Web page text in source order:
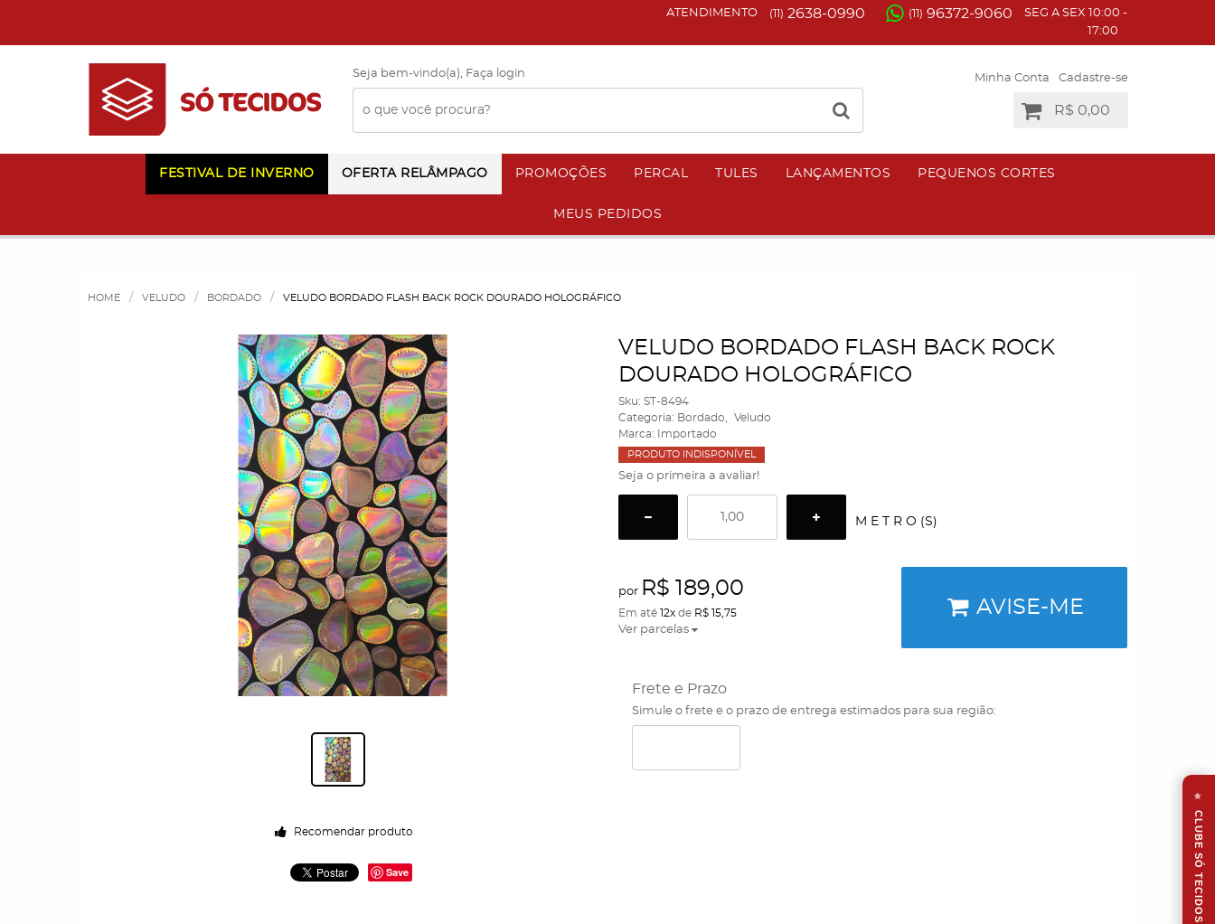
ATENDIMENTO (11) 2638-0990 (11) 96372-9060
SEG A SEX 10:00 -
17:00
Seja bem-vindo(a), Faça login Minha Conta Cadastre-se
R$ 0,00
FESTIVAL DE INVERNO OFERTA RELÂMPAGO PROMOÇÕES PERCAL TULES LANÇAMENTOS PEQUENOS CORTES
MEUS PEDIDOS
HOME VELUDO BORDADO VELUDO BORDADO FLASH BACK ROCK DOURADO HOLOGRÁFICO
Recomendar produto
Save
VELUDO BORDADO FLASH BACK ROCK
DOURADO HOLOGRÁFICO
Sku: ST-8494
Categoria: Bordado
Veludo
Marca:
Importado
PRODUTO INDISPONÍVEL
Seja o primeira a avaliar!
M E T R O (S)
por R$ 189,00
Em até 12xde R$ 15,75
Ver parcelas
AVISE-ME
Frete e Prazo
Simule o frete e o prazo de entrega estimados para sua região:
⭐
CLUBE SÓ TECIDOS